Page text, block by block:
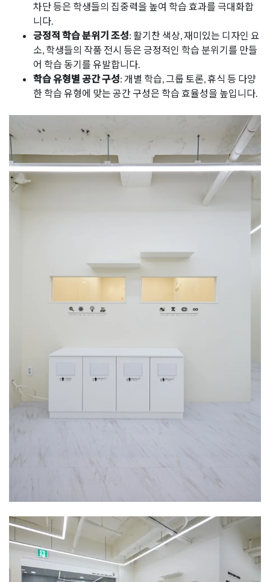
차단 등은 학생들의 집중력을 높여 학습 효과를 극대화합
니다.
긍정적 학습 분위기 조성: 활기찬 색상, 재미있는 디자인 요
소, 학생들의 작품 전시 등은 긍정적인 학습 분위기를 만들
어 학습 동기를 유발합니다.
학습 유형별 공간 구성: 개별 학습, 그룹 토론, 휴식 등 다양
한 학습 유형에 맞는 공간 구성은 학습 효율성을 높입니다.